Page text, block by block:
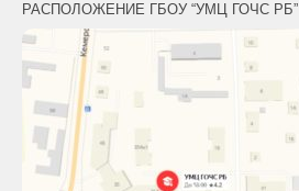
РАСПОЛОЖЕНИЕ ГБОУ “УМЦ ГОЧС РБ”